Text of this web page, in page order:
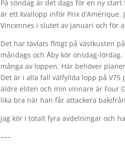
På söndag är det dags för en ny
är ett kvallopp inför Prix
Vincennes i slutet av januari och för
Det har tävlats flitigt på västkusten
måndags och Åby kör onsdag-
många av loppen. Här behöver
Det är i alla fall välfyllda lopp på V75
äldre eliten och min vinnare är Four
lika bra när han får attackera
Jag kör i totalt fyra avdelningar och
–––